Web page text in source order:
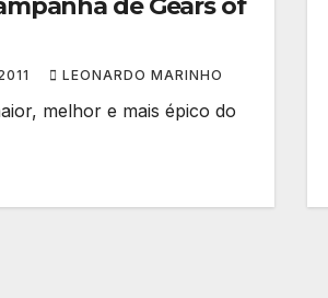
de Gears of
LEONARDO MARINHO
melhor e mais épico do